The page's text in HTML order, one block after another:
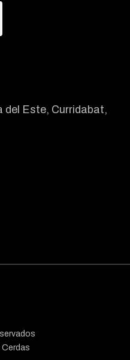
del Este, Curridabat,